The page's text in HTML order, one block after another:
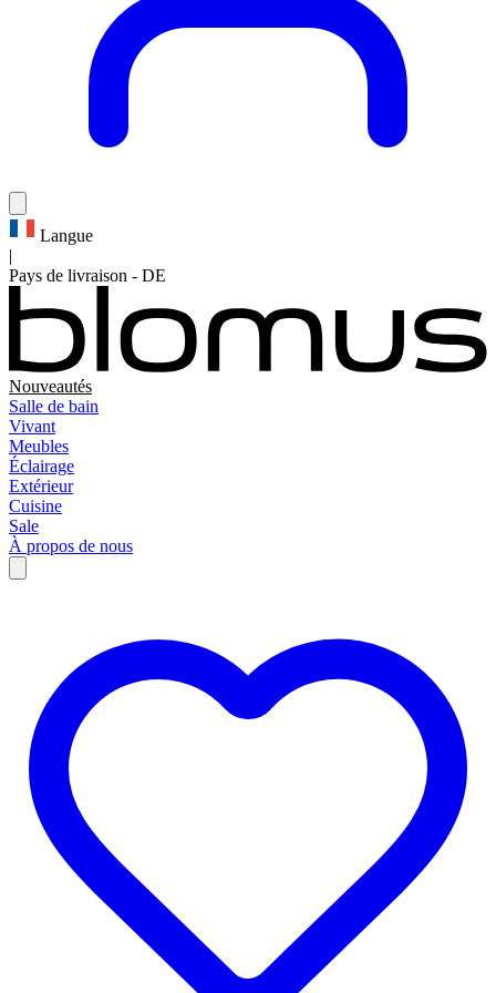
Langue
|
Pays de livraison - DE
Nouveautés
Salle de bain
Vivant
Meubles
Éclairage
Extérieur
Cuisine
Sale
À propos de nous